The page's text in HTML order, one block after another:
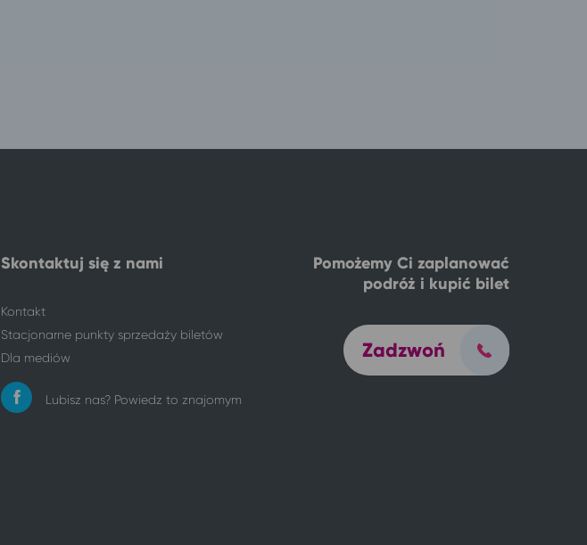
Skontaktuj się z nami
Kontakt
Stacjonarne punkty sprzedaży biletów
Dla mediów
Lubisz nas? Powiedz to znajomym
Pomożemy Ci zaplanować
podróż i kupić bilet
Zadzwoń